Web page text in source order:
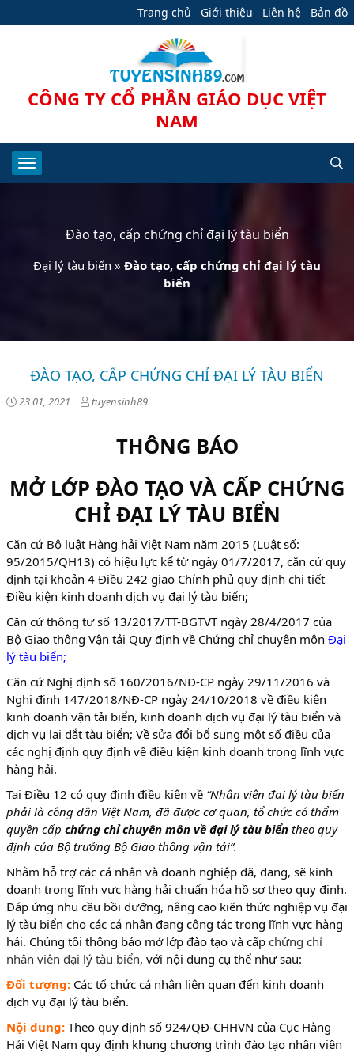
Trang chủ Giới thiệu Liên hệ Bản đồ
CÔNG TY CỔ PHẦN GIÁO DỤC VIỆT
NAM
Đào tạo, cấp chứng chỉ đại lý tàu biển
Đại lý tàu biển » Đào tạo, cấp chứng chỉ đại lý tàu
biển
ĐÀO TẠO, CẤP CHỨNG CHỈ ĐẠI LÝ TÀU BIỂN
23 01, 2021 tuyensinh89
THÔNG BÁO
MỞ LỚP ĐÀO TẠO VÀ CẤP CHỨNG
CHỈ ĐẠI LÝ TÀU BIỂN
Căn cứ Bộ luật Hàng hải Việt Nam năm 2015 (Luật số:
95/2015/QH13) có hiệu lực kể từ ngày 01/7/2017, căn cứ quy
định tại khoản 4 Điều 242 giao Chính phủ quy định chi tiết
Điều kiện kinh doanh dịch vụ đại lý tàu biển;
Căn cứ thông tư số 13/2017/TT-BGTVT ngày 28/4/2017 của
Bộ Giao thông Vận tải Quy định về Chứng chỉ chuyên môn Đại
lý tàu biển;
Căn cứ Nghị định số 160/2016/NĐ-CP ngày 29/11/2016 và
Nghị định 147/2018/NĐ-CP ngày 24/10/2018 về điều kiện
kinh doanh vận tải biển, kinh doanh dịch vụ đại lý tàu biển và
dịch vụ lai dắt tàu biển; Về sửa đổi bổ sung một số điều của
các nghị định quy định về điều kiện kinh doanh trong lĩnh vực
hàng hải.
Tại Điều 12 có quy định điều kiện về “Nhân viên đại lý tàu biển
phải là công dân Việt Nam, đã được cơ quan, tổ chức có thẩm
quyền cấp chứng chỉ chuyên môn về đại lý tàu biển theo quy
định của Bộ trưởng Bộ Giao thông vận tải”.
Nhằm hỗ trợ các cá nhân và doanh nghiệp đã, đang, sẽ kinh
doanh trong lĩnh vực hàng hải chuẩn hóa hồ sơ theo quy định.
Đáp ứng nhu cầu bồi dưỡng, nâng cao kiến thức nghiệp vụ đại
lý tàu biển cho các cá nhân đang công tác trong lĩnh vực hàng
hải. Chúng tôi thông báo mở lớp đào tạo và cấp chứng chỉ
nhân viên đại lý tàu biển, với nội dung cụ thể như sau:
Đối tượng: Các tổ chức cá nhân liên quan đến kinh doanh
dịch vụ đại lý tàu biển.
Nội dung: Theo quy định số 924/QĐ-CHHVN của Cục Hàng
Hải Việt Nam quy định khung chương trình đào tạo nhân viên